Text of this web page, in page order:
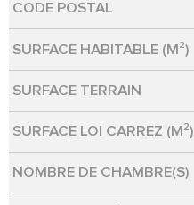
Caractérisque Valeurs
CODE POSTAL
SURFACE HABITABLE (M²)
SURFACE TERRAIN
SURFACE LOI CARREZ (M²)
NOMBRE DE CHAMBRE(S)